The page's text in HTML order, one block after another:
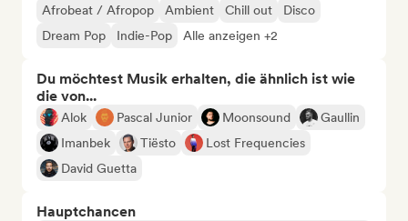
Afrobeat / Afropop Ambient Chill out
Disco
Dream Pop
Indie-Pop Alle anzeigen +2
Du möchtest Musik erhalten, die ähnlich ist wie
die von...
Alok Pascal Junior Moonsound
Gaullin
Imanbek
Tiësto
Lost Frequencies
David Guetta
Hauptchancen